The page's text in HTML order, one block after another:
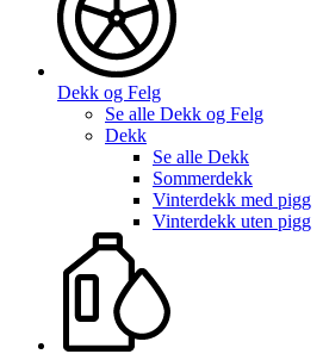
Dekk og Felg
Se alle Dekk og Felg
Dekk
Se alle Dekk
Sommerdekk
Vinterdekk med pigg
Vinterdekk uten pigg